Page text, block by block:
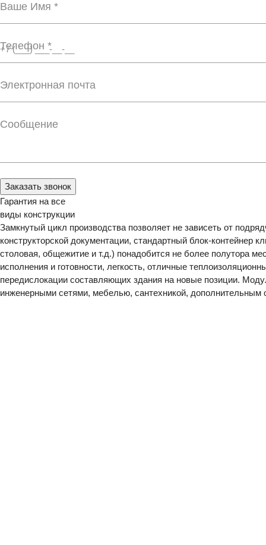
Ваше Имя *
Телефон *
Электронная почта
Сообщение
Заказать звонок
Гарантия на все
виды конструкции
Замкнутый цикл производства позволяет не зависеть от
конструкторской документации, стандартный блок-контейнер
столовая, общежитие и т.д.) понадобится не более полутора
исполнения и готовности, легкость, отличные
передислокации составляющих здания на новые позиции.
инженерными сетями, мебелью, сантехникой,